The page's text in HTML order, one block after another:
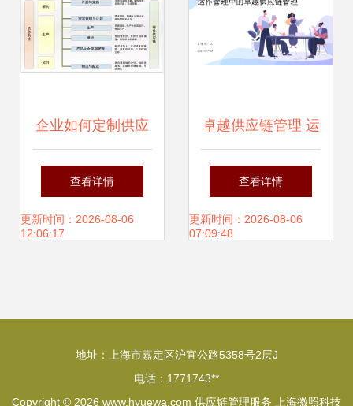
企业如何定制供应
链管理战略与供应
链管理服务
查看详情
更新时间：2026-08-06
12:06:17
卓越供应链管理 运
作管理中的服务创
新与价值塑造
查看详情
更新时间：2026-08-06
07:09:48
地址：上海市嘉定区沪宜公路5358号2层J
电话：1771743**
Copyright © 2026 www.hyuewa.com 供应链管理服务 上海徽照科技